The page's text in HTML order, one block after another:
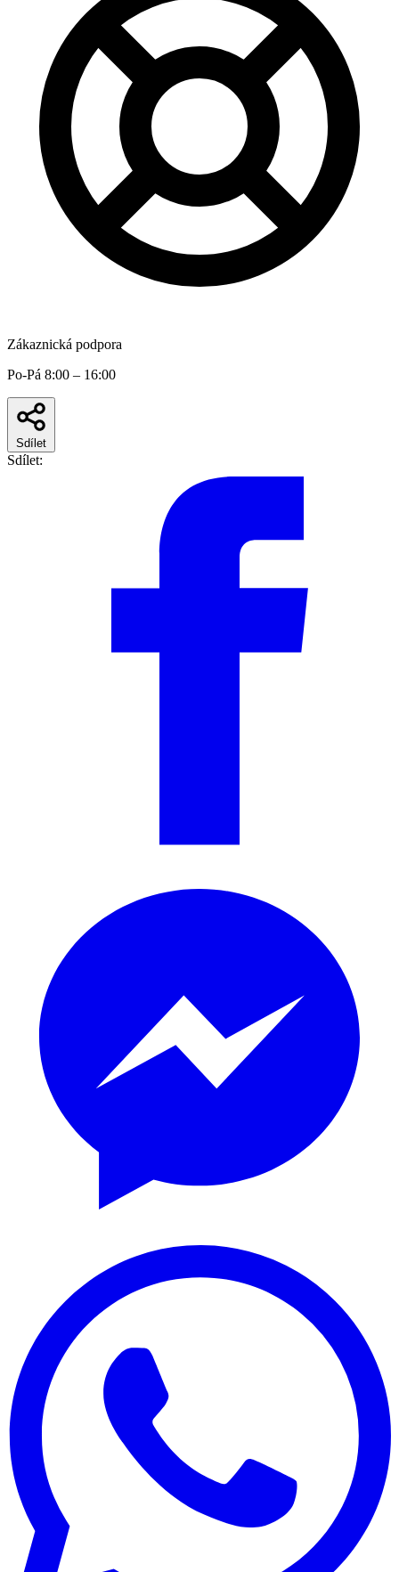
Zákaznická podpora
Po-Pá 8:00 – 16:00
Sdílet
Sdílet: